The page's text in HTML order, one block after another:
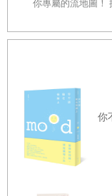
利用「不做不行的
「我行我素」創造
放鬆不了？那就試
如何將悲劇變喜劇？
然就是在跟從前的
從前的我，就是一
雖然已經是過去式
說好聽是「不以現
入了「現狀否定法
例如：我會拿自己
目標的自己。
你專屬的流地圖！
你